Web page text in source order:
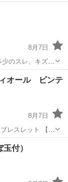
8月7日
確認ください ・
のた...
オール ビンテ
8月7日
レット 【状
汚れなどござい
かねますのでご
付）